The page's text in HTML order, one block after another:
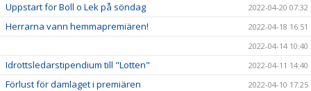
Uppstart för Boll o Lek på söndag 2022-04-20 07:32
Herrarna vann hemmapremiären!
2022-04-18 16:51
2022-04-14 10:40
Idrottsledarstipendium till "Lotten" 2022-04-11 14:40
Förlust för damlaget i premiären 2022-04-10 17:25